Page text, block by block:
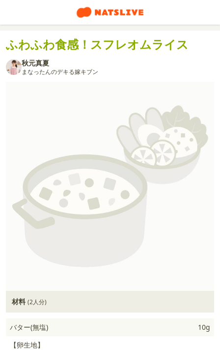
ふわふわ食感！スフレオムライス
秋元真夏
まなったんのデキる嫁キブン
材料 (2人分)
バター(無塩)
10g
【卵生地】